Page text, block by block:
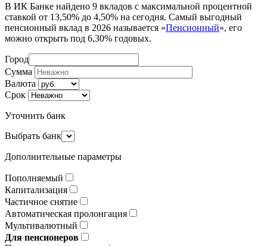
В ИК Банке найдено 9 вкладов с максимальной процентной
ставкой от 13,50% до 4,50% на сегодня. Самый выгодный
пенсионный вклад в 2026 называется «Пенсионный», его
можно открыть под 6,30% годовых.
Город
Сумма
Валюта
Срок
Уточнить банк
Выбрать банк
Дополнительные параметры
Пополняемый
Капитализация
Частичное снятие
Автоматическая пролонгация
Мультивалютный
Для пенсионеров